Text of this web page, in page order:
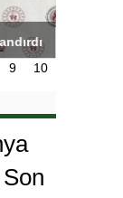
9 10